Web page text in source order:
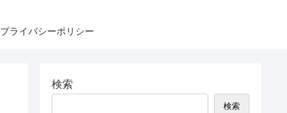
プライバシーポリシー
検索
検索